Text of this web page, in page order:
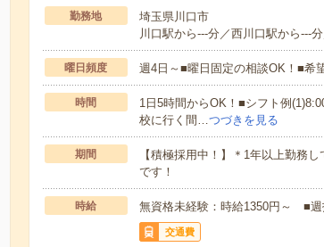
勤務地
埼玉県川口市
川口駅から---分／西川口駅から---
曜日頻度 週4日～■曜日固定の相談OK！■希
時間
1日5時間からOK！■シフト例
校に行く間…つづきを見る
期間
【積極採用中！】＊1年以上勤務
です！
時給 無資格未経験：時給1350円～ ■
交通費